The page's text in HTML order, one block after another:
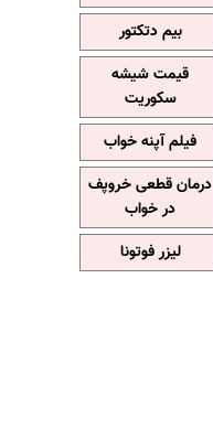
بیم دتکتور
قیمت شیشه
سکوریت
فیلم آپنه خواب
درمان قطعی خروپف
در خواب
لیزر فوتونا